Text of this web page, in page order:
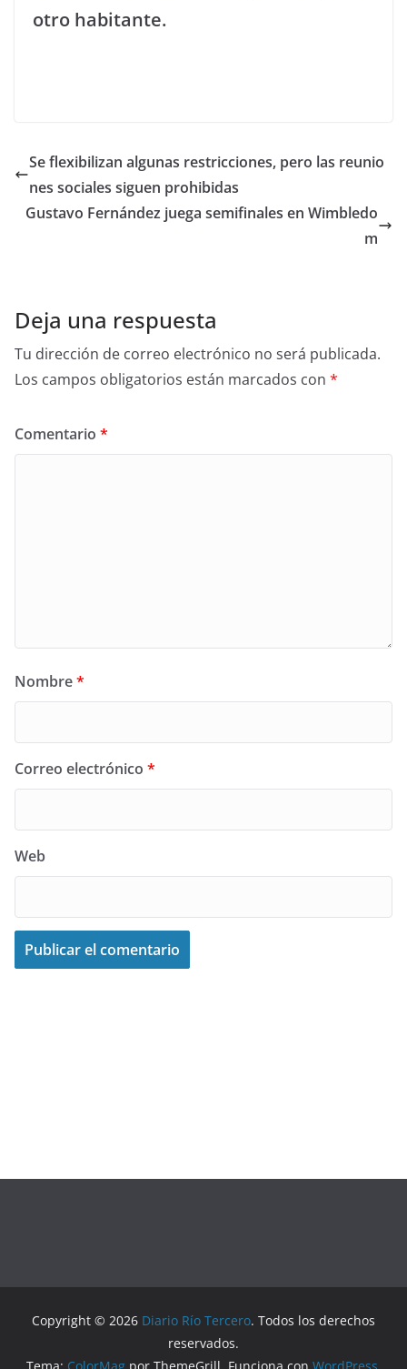
otro habitante.
Se flexibilizan algunas restricciones, pero las reunio
nes sociales siguen prohibidas
Gustavo Fernández juega semifinales en Wimbledo
m
Deja una respuesta
Tu dirección de correo electrónico no será publicada.
Los campos obligatorios están marcados con *
Comentario *
Nombre*
Correo electrónico *
Web
Copyright © 2026 Diario Río Tercero. Todos los derechos
reservados.